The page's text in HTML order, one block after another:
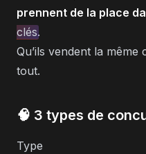
prennent de la place
clés.
Qu’ils vendent la
tout.
🧠 3 types de
Type